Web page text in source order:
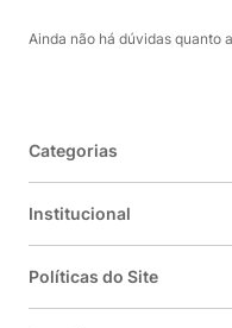
Ainda não há dúvidas quanto
Categorias
Institucional
Políticas do Site